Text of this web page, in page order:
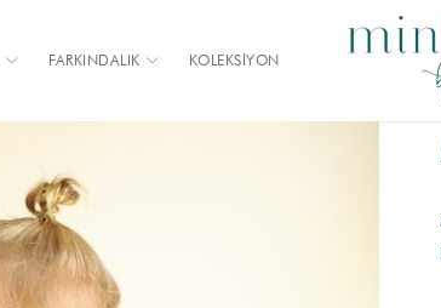
FARKINDALIK KOLEKSİYON